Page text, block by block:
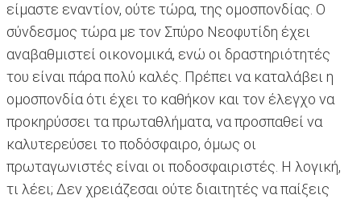
είμαστε εναντίον, ούτε τώρα, της ομοσπονδίας. Ο
σύνδεσμος τώρα με τον Σπύρο Νεοφυτίδη έχει
αναβαθμιστεί οικονομικά, ενώ οι δραστηριότητές
του είναι πάρα πολύ καλές. Πρέπει να καταλάβει η
ομοσπονδία ότι έχει το καθήκον και τον έλεγχο να
προκηρύσσει τα πρωταθλήματα, να προσπαθεί να
καλυτερεύσει το ποδόσφαιρο, όμως οι
πρωταγωνιστές είναι οι ποδοσφαιριστές. Η λογική,
τι λέει; Δεν χρειάζεσαι ούτε διαιτητές να παίξεις